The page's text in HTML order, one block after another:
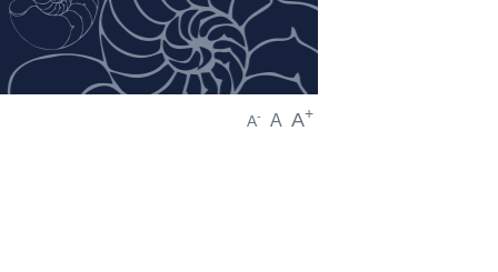
A- A A+